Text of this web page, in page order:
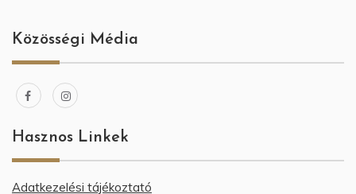
Közösségi Média
Hasznos Linkek
Adatkezelési tájékoztató